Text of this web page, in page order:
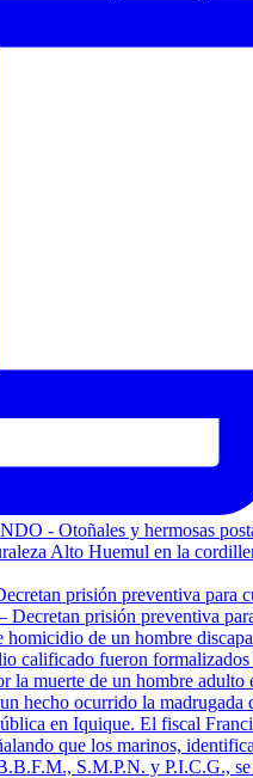
prisión preventiva para